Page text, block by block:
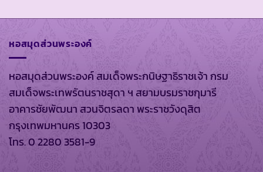
หอสมุดส่วนพระองค์
หอสมุดส่วนพระองค์ สมเด็จพระกนิษฐาธิราชเจ้า กรม
สมเด็จพระเทพรัตนราชสุดา ฯ สยามบรมราชกุมารี
อาคารชัยพัฒนา สวนจิตรลดา พระราชวังดุสิต
กรุงเทพมหานคร 10303
โทร. 0 2280 3581-9